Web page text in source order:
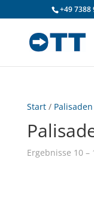
+49 7388
Start/
Ergebnisse 10